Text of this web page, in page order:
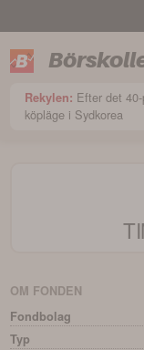
Rekylen: Efter det
köpläge i Sydkorea
OM FONDEN
Fondbolag
Typ